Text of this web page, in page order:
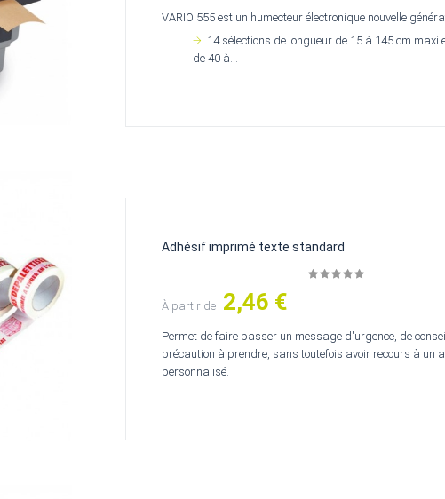
VARIO 555 est un humecteur électronique nouvelle
14 sélections de longueur de 15 à 145 cm maxi
de 40 à...
Adhésif imprimé texte standard
À partir de Prix
2,46 €
Permet de faire passer un message d'urgence, de
précaution à prendre, sans toutefois avoir recours à un
personnalisé.